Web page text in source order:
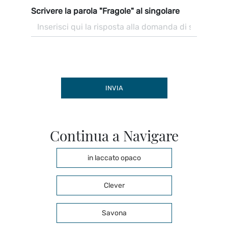
Scrivere la parola "Fragole" al singolare
INVIA
Continua a Navigare
in laccato opaco
Clever
Savona